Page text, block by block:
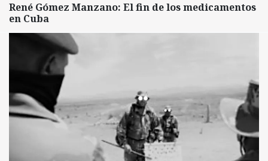
René Gómez Manzano: El fin de los medicamentos
en Cuba